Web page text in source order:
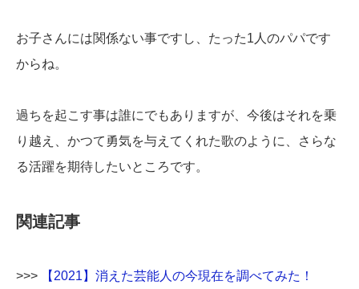
お子さんには関係ない事ですし、たった1人のパパです
からね。
過ちを起こす事は誰にでもありますが、今後はそれを乗
り越え、かつて勇気を与えてくれた歌のように、さらな
る活躍を期待したいところです。
関連記事
>>> 【2021】消えた芸能人の今現在を調べてみた！